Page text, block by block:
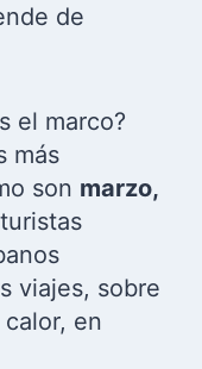
de
el marco?
más
son marzo,
viajes, sobre
en